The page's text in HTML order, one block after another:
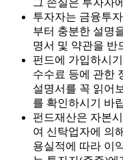
투자자는 금융투
부터 충분한 설명
명서 및 약관을 반
펀드에 가입하시
수수료 등에 관한
설명서를 꼭 읽어
를 확인하시기 바
펀드재산은 자본
여 신탁업자에 의
용실적에 따라 이